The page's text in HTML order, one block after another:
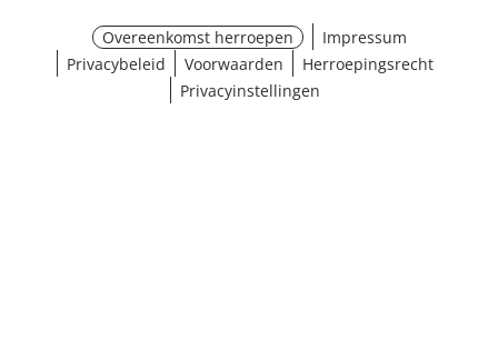
Overeenkomst herroepen
Impressum
Privacybeleid
Voorwaarden
Herroepingsrecht
Privacyinstellingen